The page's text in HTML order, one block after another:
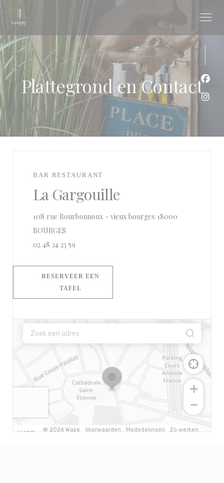
Cookies beheer paneel
Plattegrond en Contact
BAR RESTAURANT
La Gargouille
108 rue Bourbonnoux - vieux bourges 18000
BOURGES
02 48 24 23 59
RESERVEER EEN
TAFEL